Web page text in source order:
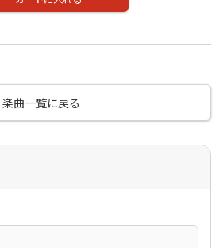
楽曲一覧に戻る